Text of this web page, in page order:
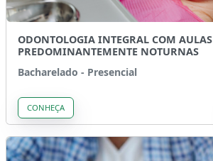
ODONTOLOGIA INTEGRAL COM AULAS
PREDOMINANTEMENTE NOTURNAS
Bacharelado - Presencial
CONHEÇA